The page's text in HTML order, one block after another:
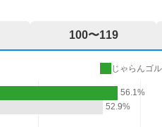
100〜119
じゃらんゴ
56.1%
52.9%